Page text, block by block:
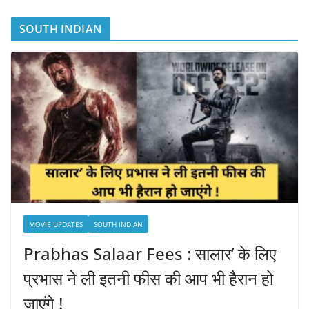
SOUTH INDIAN
MOVIE UPDATES SOUTH INDIAN
Prabhas Salaar Fees : सालार’ के लिए
प्रभास ने ली इतनी फीस की आप भी हैरान हो
जाएंगे !